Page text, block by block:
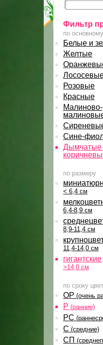
Фильтр
по
Белые и
Желтые
Розовые
Красные
Сине-
Дымчатые
по размеру
< 6,4 см
6,4-8,9 см
8,9-11,4 см
11,4-14,0 см
гигантские
>14,0 см
по сроку
ОР (очень
Р (ранние)
РС
С (средние)
СП